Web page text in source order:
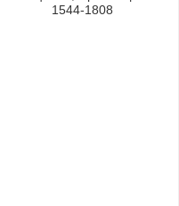
1544-1808